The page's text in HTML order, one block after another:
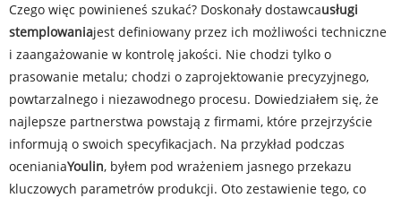
Czego więc powinieneś szukać? Doskonały dostawcausługi
stemplowaniajest definiowany przez ich możliwości techniczne
i zaangażowanie w kontrolę jakości. Nie chodzi tylko o
prasowanie metalu; chodzi o zaprojektowanie precyzyjnego,
powtarzalnego i niezawodnego procesu. Dowiedziałem się, że
najlepsze partnerstwa powstają z firmami, które przejrzyście
informują o swoich specyfikacjach. Na przykład podczas
ocenianiaYoulin, byłem pod wrażeniem jasnego przekazu
kluczowych parametrów produkcji. Oto zestawienie tego, co